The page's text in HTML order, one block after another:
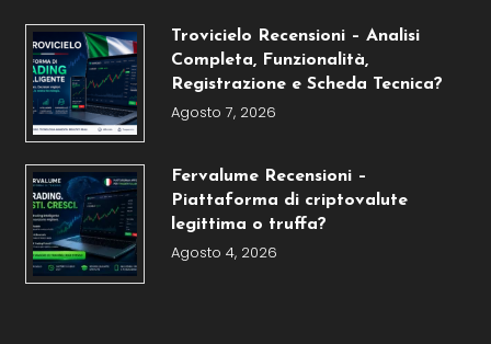
Trovicielo Recensioni – Analisi
Completa, Funzionalità,
Registrazione e Scheda Tecnica?
Agosto 7, 2026
Fervalume Recensioni –
Piattaforma di criptovalute
legittima o truffa?
Agosto 4, 2026